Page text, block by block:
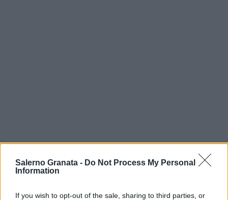
Salerno Granata - Do Not Process My Personal
Information
If you wish to opt-out of the sale, sharing to third parties, or